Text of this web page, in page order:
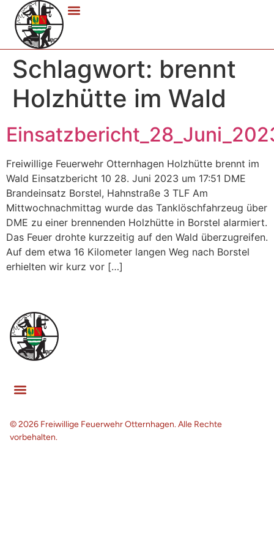
Schlagwort: brennt
Holzhütte im Wald
Freiwillige Feuerwehr Otternhagen Holzhütte brennt im
Wald Einsatzbericht 10 28. Juni 2023 um 17:51 DME
Brandeinsatz Borstel, Hahnstraße 3 TLF Am
Mittwochnachmittag wurde das Tanklöschfahrzeug über
DME zu einer brennenden Holzhütte in Borstel alarmiert.
Das Feuer drohte kurzzeitig auf den Wald überzugreifen.
Auf dem etwa 16 Kilometer langen Weg nach Borstel
erhielten wir kurz vor […]
© 2026 Freiwillige Feuerwehr Otternhagen. Alle Rechte
vorbehalten.